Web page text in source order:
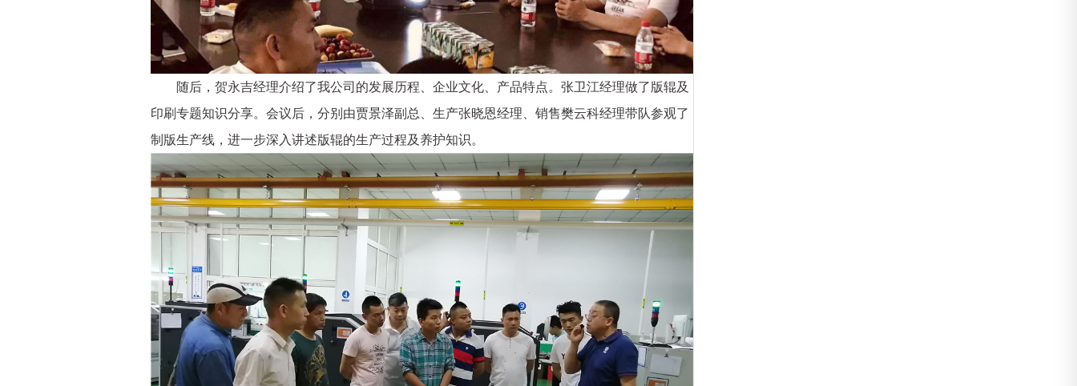
随后，贺永吉经理介绍了我公司的发展历程、企业文化、产品特点。张卫江经理做了版辊及
印刷专题知识分享。会议后，分别由贾景泽副总、生产张晓恩经理、销售樊云科经理带队参观了
制版生产线，进一步深入讲述版辊的生产过程及养护知识。